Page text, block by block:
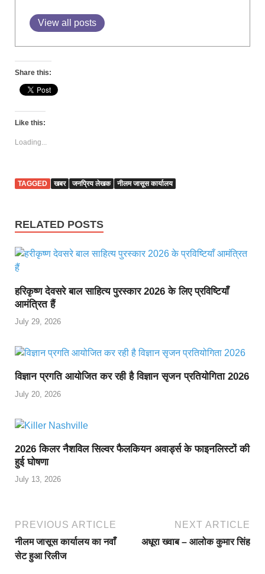
View all posts
Share this:
Like this:
Loading...
TAGGED खबर जनप्रिय लेखक नीलम जासूस कार्यालय
RELATED POSTS
हरिकृष्ण देवसरे बाल साहित्य पुरस्कार 2026 के लिए प्रविष्टियाँ
आमंत्रित हैं
July 29, 2026
विज्ञान प्रगति आयोजित कर रही है विज्ञान सृजन प्रतियोगिता 2026
July 20, 2026
2026 किलर नैशविल सिल्वर फैलकियन अवार्ड्स के फाइनलिस्टों की
हुई घोषणा
July 13, 2026
PREVIOUS ARTICLE
नीलम जासूस कार्यालय का नवाँ
सेट हुआ रिलीज
NEXT ARTICLE
अधूरा ख्वाब – आलोक कुमार सिंह